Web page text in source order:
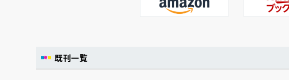
既刊一覧